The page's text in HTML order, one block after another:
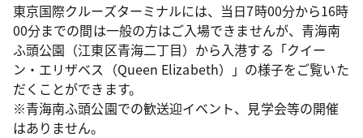
東京国際クルーズターミナルには、当日7時00分から16時
00分までの間は一般の方はご入場できませんが、青海南
ふ頭公園（江東区青海二丁目）から入港する「クイー
ン・エリザベス（Queen Elizabeth）」の様子をご覧いた
だくことができます。
※青海南ふ頭公園での歓送迎イベント、見学会等の開催
はありません。